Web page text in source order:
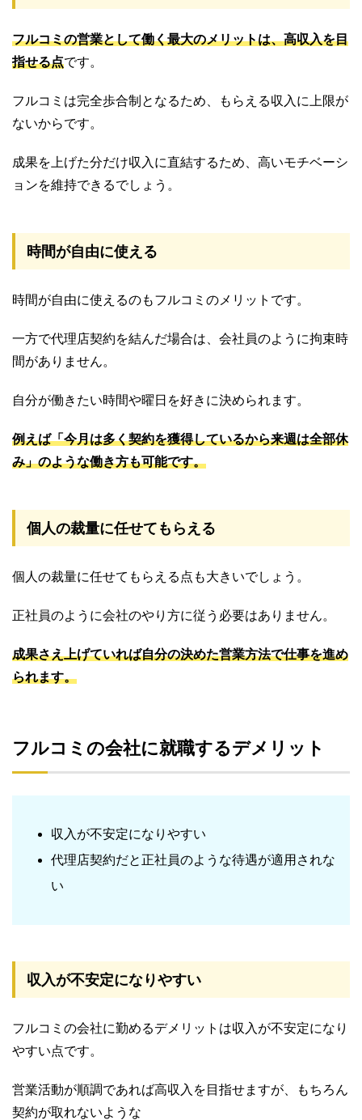
フルコミの営業として働く最大のメリットは、高収入を目
指せる点です。
フルコミは完全歩合制となるため、もらえる収入に上限が
ないからです。
成果を上げた分だけ収入に直結するため、高いモチベーシ
ョンを維持できるでしょう。
時間が自由に使える
時間が自由に使えるのもフルコミのメリットです。
一方で代理店契約を結んだ場合は、会社員のように拘束時
間がありません。
自分が働きたい時間や曜日を好きに決められます。
例えば「今月は多く契約を獲得しているから来週は全部休
み」のような働き方も可能です。
個人の裁量に任せてもらえる
個人の裁量に任せてもらえる点も大きいでしょう。
正社員のように会社のやり方に従う必要はありません。
成果さえ上げていれば自分の決めた営業方法で仕事を進め
られます。
フルコミの会社に就職するデメリット
収入が不安定になりやすい
代理店契約だと正社員のような待遇が適用されな
い
収入が不安定になりやすい
フルコミの会社に勤めるデメリットは収入が不安定になり
やすい点です。
営業活動が順調であれば高収入を目指せますが、もちろん
契約が取れないような